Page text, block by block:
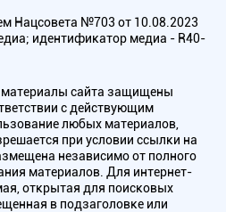
Нацсовета №703 от 10.08.2023
идентификатор медиа - R40-
материалы сайта защищены
с действующим
любых материалов,
при условии ссылки на
независимо от полного
материалов. Для интернет-
открытая для поисковых
в подзаголовке или